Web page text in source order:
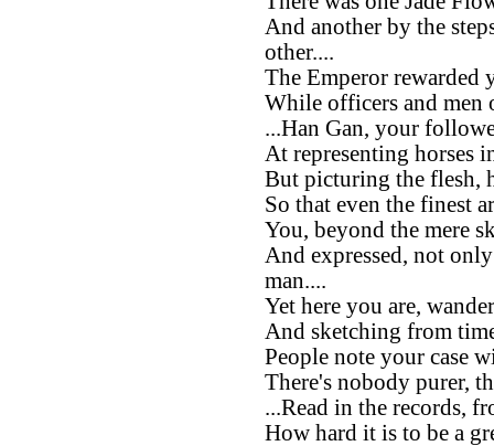
And another by the
other....
The Emperor
While officers and men
...Han Gan, your
At representing horses
But picturing the flesh,
So that even the finest
You, beyond the mere
And expressed, not
man....
Yet here you are,
And sketching from
People note your case
There's nobody purer,
...Read in the records,
How hard it is to be a